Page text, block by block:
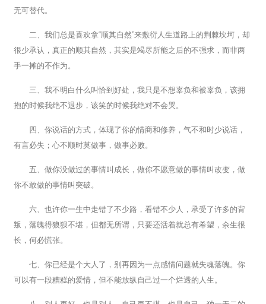
无可替代。
二、我们总是喜欢拿“顺其自然”来敷衍人生道路上的荆棘坎坷，却
很少承认，真正的顺其自然，其实是竭尽所能之后的不强求，而非两
手一摊的不作为。
三、我不明白什么叫恰到好处，我只是不想辜负和被辜负，该拥
抱的时候我绝不退步，该笑的时候我绝对不会哭。
四、你说话的方式，体现了你的情商和修养，气不和时少说话，
有言必失；心不顺时莫做事，做事必败。
五、做你没做过的事情叫成长，做你不愿意做的事情叫改变，做
你不敢做的事情叫突破。
六、也许你一生中走错了不少路，看错不少人，承受了许多的背
叛，落魄得狼狈不堪，但都无所谓，只要还活着就总有希望，余生很
长，何必慌张。
七、你已经是个大人了，别再因为一点感情问题就失魂落魄。你
可以有一段糟糕的爱情，但不能放纵自己过一个烂透的人生。